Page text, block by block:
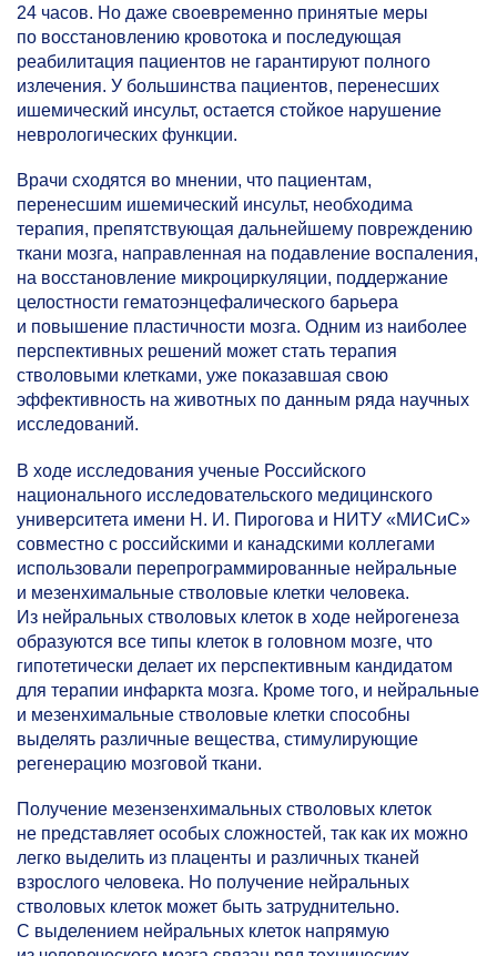
24 часов. Но даже своевременно принятые меры
по восстановлению кровотока и последующая
реабилитация пациентов не гарантируют полного
излечения. У большинства пациентов, перенесших
ишемический инсульт, остается стойкое нарушение
неврологических функции.
Врачи сходятся во мнении, что пациентам,
перенесшим ишемический инсульт, необходима
терапия, препятствующая дальнейшему повреждению
ткани мозга, направленная на подавление воспаления,
на восстановление микроциркуляции, поддержание
целостности гематоэнцефалического барьера
и повышение пластичности мозга. Одним из наиболее
перспективных решений может стать терапия
стволовыми клетками, уже показавшая свою
эффективность на животных по данным ряда научных
исследований.
В ходе исследования ученые Российского
национального исследовательского медицинского
университета имени Н. И. Пирогова и НИТУ «МИСиС»
совместно с российскими и канадскими коллегами
использовали перепрограммированные нейральные
и мезенхимальные стволовые клетки человека.
Из нейральных стволовых клеток в ходе нейрогенеза
образуются все типы клеток в головном мозге, что
гипотетически делает их перспективным кандидатом
для терапии инфаркта мозга. Кроме того, и нейральные
и мезенхимальные стволовые клетки способны
выделять различные вещества, стимулирующие
регенерацию мозговой ткани.
Получение мезензенхимальных стволовых клеток
не представляет особых сложностей, так как их можно
легко выделить из плаценты и различных тканей
взрослого человека. Но получение нейральных
стволовых клеток может быть затруднительно.
С выделением нейральных клеток напрямую